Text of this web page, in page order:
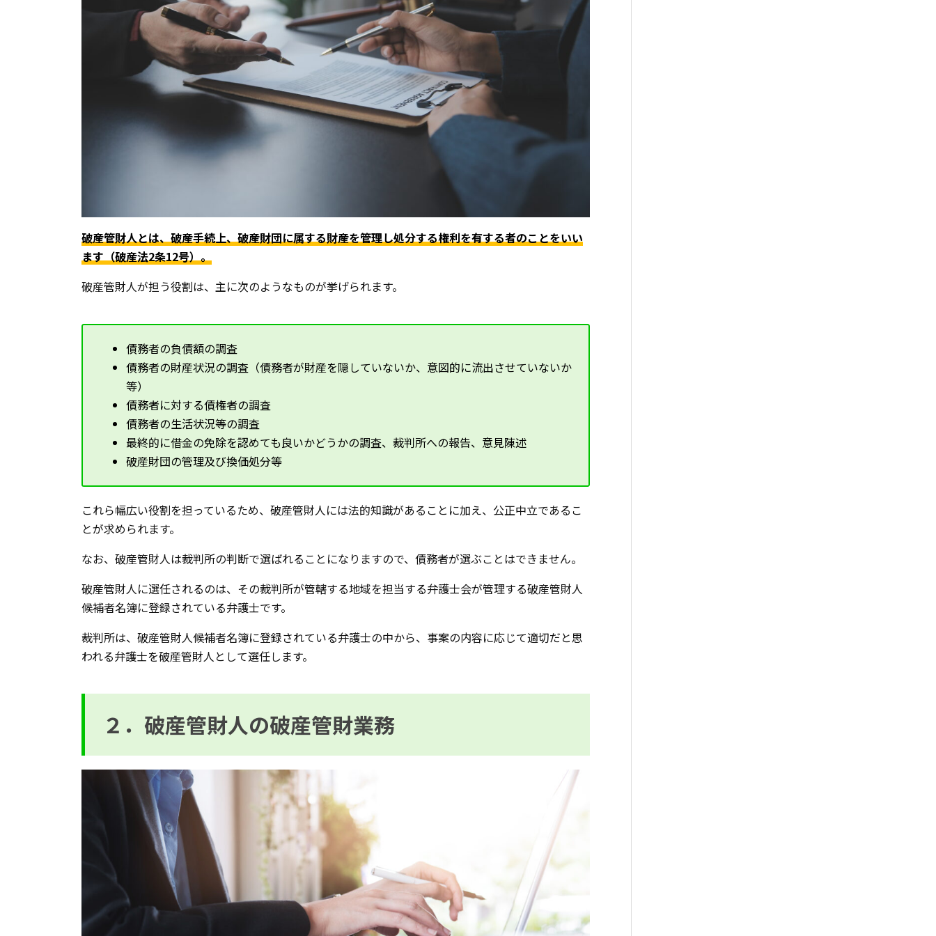
破産管財人とは、破産手続上、破産財団に属する財産を管理し処分する権利を有する者のことをいい
ます（破産法2条12号）。
破産管財人が担う役割は、主に次のようなものが挙げられます。
債務者の負債額の調査
債務者の財産状況の調査（債務者が財産を隠していないか、意図的に流出させていないか
等）
債務者に対する債権者の調査
債務者の生活状況等の調査
最終的に借金の免除を認めても良いかどうかの調査、裁判所への報告、意見陳述
破産財団の管理及び換価処分等
これら幅広い役割を担っているため、破産管財人には法的知識があることに加え、公正中立であるこ
とが求められます。
なお、破産管財人は裁判所の判断で選ばれることになりますので、債務者が選ぶことはできません。
破産管財人に選任されるのは、その裁判所が管轄する地域を担当する弁護士会が管理する破産管財人
候補者名簿に登録されている弁護士です。
裁判所は、破産管財人候補者名簿に登録されている弁護士の中から、事案の内容に応じて適切だと思
われる弁護士を破産管財人として選任します。
２．破産管財人の破産管財業務